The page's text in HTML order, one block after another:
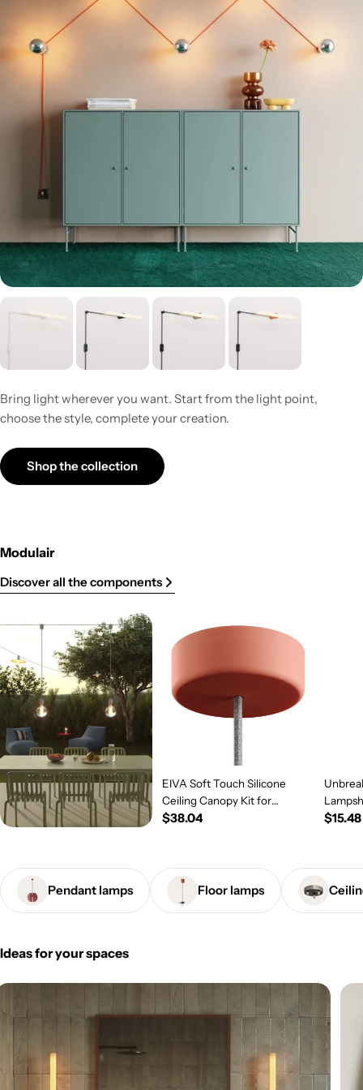
Bring light wherever you want. Start from the light point,
choose the style, complete your creation.
Shop the collection
Modulair
Discover all the components
EIVA Soft Touch Silicone
Ceiling Canopy Kit for
Outdoor IP65 - Modulair
Regular
$38.04 $15.48
Pendant lamps Floor lamps
Ideas for your spaces